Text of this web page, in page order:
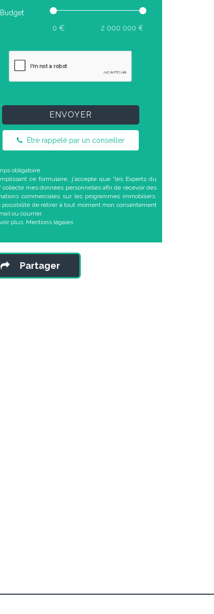
Budget
ENVOYER
Être rappelé par un conseiller
obligatoire
ce formulaire, j'accepte que "les Experts du
collecte mes données personnelles afin de recevoir des
commerciales sur les programmes immobiliers.
possibilité de retirer à tout moment mon consentement
ou courrier.
plus: Mentions légales
Partager